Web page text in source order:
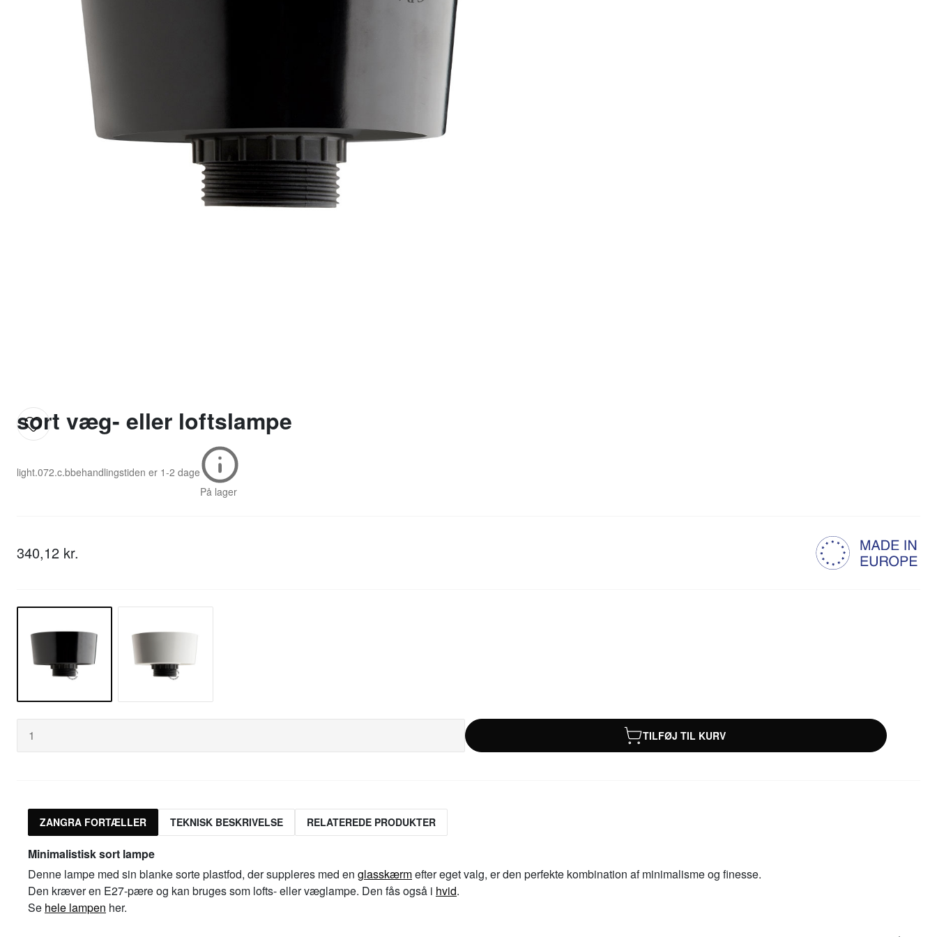
sort væg- eller loftslampe
light.072.c.bbehandlingstiden er 1-2 dage
På lager
340,12 kr.
TILFØJ TIL KURV
ZANGRA FORTÆLLER TEKNISK BESKRIVELSE RELATEREDE PRODUKTER
Minimalistisk sort lampe
Denne lampe med sin blanke sorte plastfod, der suppleres med en glasskærmefter eget valg, er den perfekte kombination af minimalisme og finesse.
Den kræver en E27-pære og kan bruges som lofts- eller væglampe. Den fås også i hvid.
Se hele lampen her.